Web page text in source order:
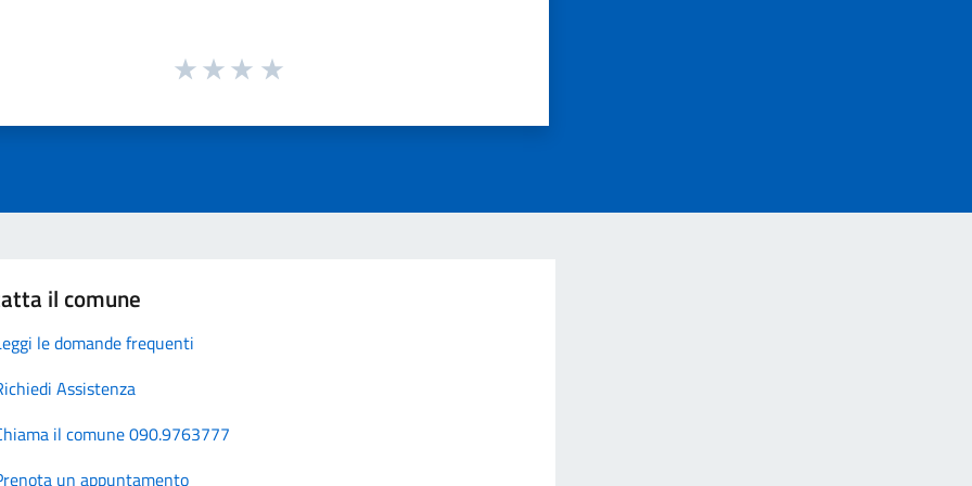
il comune
le domande frequenti
Assistenza
il comune 090.9763777
un appuntamento